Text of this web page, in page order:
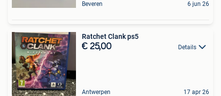
Beveren 6 jun 26
Ratchet Clank ps5
€ 25,00 Details
Antwerpen 17 apr 26